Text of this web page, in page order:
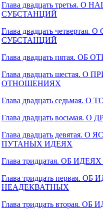
Глава двадцать
СУБСТАНЦИЙ
Глава двадцать
СУБСТАНЦИЙ
Глава двадцать пятая. ОБ
Глава двадцать шестая.
ОТНОШЕНИЯХ
Глава двадцать седьмая.
Глава двадцать
Глава двадцать
ПУТАНЫХ ИДЕЯХ
Глава тридцатая. ОБ
Глава тридцать первая.
НЕАДЕКВАТНЫХ
Глава тридцать